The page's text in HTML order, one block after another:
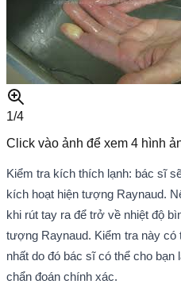
1/4
Click vào ảnh để xem 4 hình
Kiểm tra kích thích lạnh: bác sĩ
kích hoạt hiện tượng Raynaud.
khi rút tay ra để trở về nhiệt độ
tượng Raynaud. Kiểm tra này có
nhất do đó bác sĩ có thể cho
chẩn đoán chính xác.